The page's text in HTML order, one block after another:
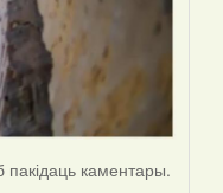
пакідаць каментары.